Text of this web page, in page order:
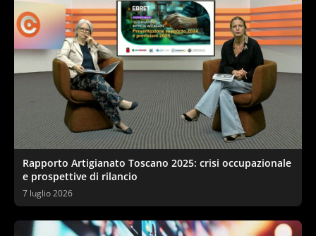
Rapporto Artigianato Toscano 2025: crisi occupazionale
e prospettive di rilancio
7 luglio 2026